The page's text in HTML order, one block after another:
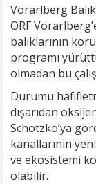
Vorarlberg
ORF
balıklarının
programı
olmadan bu
Durumu
dışarıdan
Schotzko’ya
kanallarının
ve ekosistemi
olabilir.